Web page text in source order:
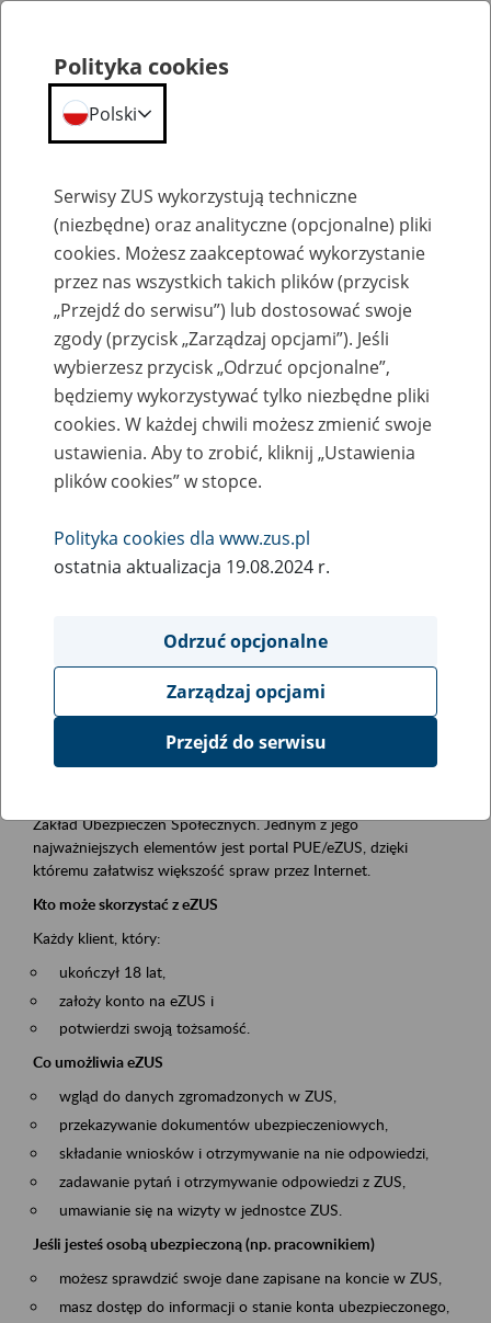
Szkolenia
Zaproś ZUS do siebie - zakładanie profili
eZUS w siedzibie Twojej firmy
Rodzaj wydarzenia
Szkolenia
Obszar merytoryczny
obsługa klientów
Opis wydarzenia
Platforma Usług Elektronicznych ZUS eZUS
Zakład Ubezpieczeń Społecznych. Jednym z jego
najważniejszych elementów jest portal PUE/eZUS, dzięki
któremu załatwisz większość spraw przez Internet.
Kto może skorzystać z eZUS
Każdy klient, który:
ukończył 18 lat,
założy konto na eZUS i
potwierdzi swoją tożsamość.
Co umożliwia eZUS
wgląd do danych zgromadzonych w ZUS,
przekazywanie dokumentów ubezpieczeniowych,
składanie wniosków i otrzymywanie na nie odpowiedzi,
zadawanie pytań i otrzymywanie odpowiedzi z ZUS,
umawianie się na wizyty w jednostce ZUS.
Jeśli jesteś osobą ubezpieczoną (np. pracownikiem)
możesz sprawdzić swoje dane zapisane na koncie w ZUS,
masz dostęp do informacji o stanie konta ubezpieczonego,
Polityka cookies
Polski
Serwisy ZUS wykorzystują techniczne
(niezbędne) oraz analityczne (opcjonalne) pliki
cookies. Możesz zaakceptować wykorzystanie
przez nas wszystkich takich plików (przycisk
„Przejdź do serwisu”) lub dostosować swoje
zgody (przycisk „Zarządzaj opcjami”). Jeśli
wybierzesz przycisk „Odrzuć opcjonalne”,
będziemy wykorzystywać tylko niezbędne pliki
cookies. W każdej chwili możesz zmienić swoje
ustawienia. Aby to zrobić, kliknij „Ustawienia
plików cookies” w stopce.
Polityka cookies dla www.zus.pl
ostatnia aktualizacja 19.08.2024 r.
Odrzuć opcjonalne
Zarządzaj opcjami
Przejdź do serwisu